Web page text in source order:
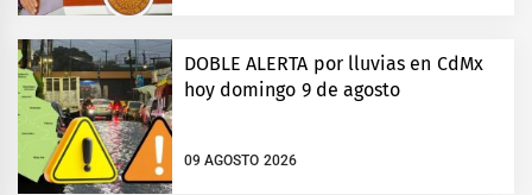
DOBLE ALERTA por lluvias en CdMx
hoy domingo 9 de agosto
09 AGOSTO 2026